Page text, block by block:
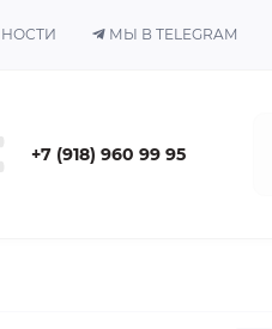
МЫ В TELEGRAM
+7 (918) 960 99 95